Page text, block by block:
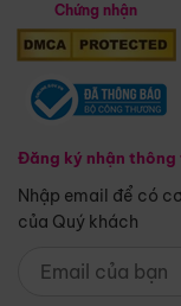
Chứng nhận
Đăng ký nhận thông
Nhập email để có
của Quý khách